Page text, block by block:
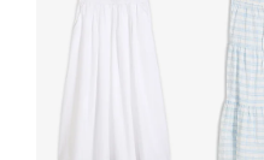
Sweter o kroju kimona z
DODAJ DO
Bluzka z długim rękawem z